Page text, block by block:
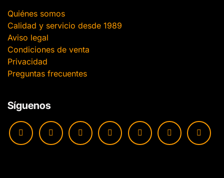
Quiénes somos
Calidad y servicio desde 1989
Aviso legal
Condiciones de venta
Privacidad
Preguntas frecuentes
Síguenos